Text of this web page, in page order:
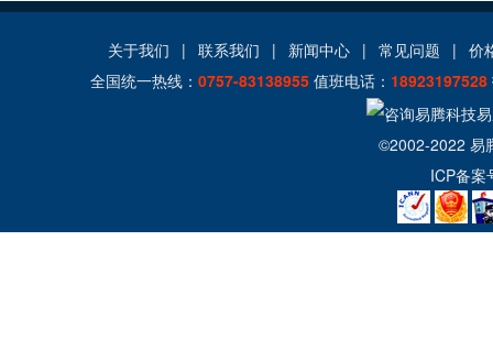
关于我们 | 联系我们 | 新闻中心 | 常见问题 | 价
全国统一热线：0757-83138955 值班电话： 18923197528
©2002-2022易
ICP备案